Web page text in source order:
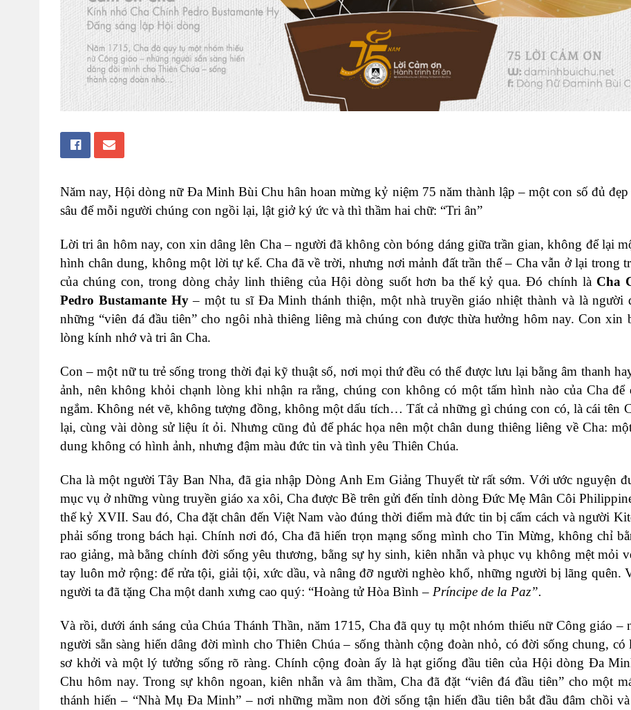
Năm nay, Hội dòng nữ Đa Minh Bùi Chu hân hoan mừng kỷ niệm 75 năm thành lập–một con số đủ đẹp
sâu để mỗi người chúng con ngồi lại, lật giở ký ức và thì thầm hai chữ: “Tri ân”
Lời tri ân hôm nay, con xin dâng lên Cha – người đã không còn bóng dáng giữa trần gian, không để lại
hình chân dung, không một lời tự kể. Cha đã về trời, nhưng nơi mảnh đất trần thế – Cha vẫn ở lại trong
của chúng con, trong dòng chảy linh thiêng của Hội dòng suốt hơn ba thế kỷ qua. Đó chính là Cha
Pedro Bustamante Hy– một tu sĩ Đa Minh thánh thiện, một nhà truyền giáo nhiệt thành và là người
những “viên đá đầu tiên” cho ngôi nhà thiêng liêng mà chúng con được thừa hưởng hôm nay. Con xin
lòng kính nhớ và tri ân Cha.
Con – một nữ tu trẻ sống trong thời đại kỹ thuật số, nơi mọi thứ đều có thể được lưu lại bằng âm thanh
ảnh, nên không khỏi chạnh lòng khi nhận ra rằng, chúng con không có một tấm hình nào của Cha để
ngắm. Không nét vẽ, không tượng đồng, không một dấu tích… Tất cả những gì chúng con có, là cái tên
lại, cùng vài dòng sử liệu ít ỏi. Nhưng cũng đủ để phác họa nên một chân dung thiêng liêng về Cha:
dung không có hình ảnh, nhưng đậm màu đức tin và tình yêu Thiên Chúa.
Cha là một người Tây Ban Nha, đã gia nhập Dòng Anh Em Giảng Thuyết từ rất sớm. Với ước nguyện
mục vụ ở những vùng truyền giáo xa xôi, Cha được Bề trên gửi đến tỉnh dòng Đức Mẹ Mân Côi
thế kỷ XVII. Sau đó, Cha đặt chân đến Việt Nam vào đúng thời điểm mà đức tin bị cấm cách và người
phải sống trong bách hại. Chính nơi đó, Cha đã hiến trọn mạng sống mình cho Tin Mừng, không chỉ
rao giảng, mà bằng chính đời sống yêu thương, bằng sự hy sinh, kiên nhẫn và phục vụ không mệt mỏi
tay luôn mở rộng: để rửa tội, giải tội, xức dầu, và nâng đỡ người nghèo khổ, những người bị lãng quên.
người ta đã tặng Cha một danh xưng cao quý: “Hoàng tử Hòa Bình – Príncipe de la Paz”.
Và rồi, dưới ánh sáng của Chúa Thánh Thần, năm 1715, Cha đã quy tụ một nhóm thiếu nữ Công giáo –
người sẵn sàng hiến dâng đời mình cho Thiên Chúa – sống thành cộng đoàn nhỏ, có đời sống chung, có
sơ khởi và một lý tưởng sống rõ ràng. Chính cộng đoàn ấy là hạt giống đầu tiên của Hội dòng Đa
Chu hôm nay. Trong sự khôn ngoan, kiên nhẫn và âm thầm, Cha đã đặt “viên đá đầu tiên” cho một
thánh hiến – “Nhà Mụ Đa Minh” – nơi những mầm non đời sống tận hiến đầu tiên bắt đầu đâm chồi